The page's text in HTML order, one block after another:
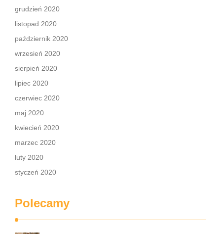
grudzień 2020
listopad 2020
październik 2020
wrzesień 2020
sierpień 2020
lipiec 2020
czerwiec 2020
maj 2020
kwiecień 2020
marzec 2020
luty 2020
styczeń 2020
Polecamy